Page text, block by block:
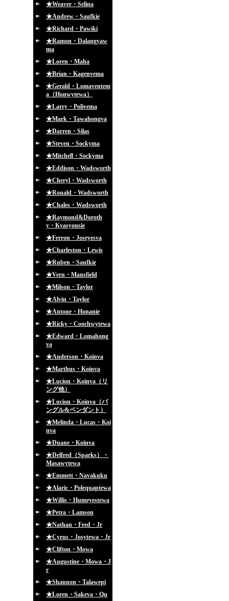
★Weaver・Selina
★Andrew・Saufkie
★Richard・Pawiki
★Ramon・Dalangyaw
ma
★Loren・Maha
★Brian・Kagenvema
★Gerald・Lomaventem
a（Honwytewa）
★Larry・Polivema
★Mark・Tawahongva
★Darren・Silas
★Steven・Sockyma
★Mitchell・Sockyma
★Eddison・Wadsworth
★Cheryl・Wadsworth
★Ronald・Wadsworth
★Chales・Wadsworth
★Raymond&Doroth
y・Kyasyousie
★Ferron・Joseyesva
★Charleston・Lewis
★Ruben・Saufkie
★Vern・Mansfield
★Milson・Taylor
★Alvin・Taylor
★Antone・Honanie
★Ricky・Coochwytewa
★Edward・Lomahong
va
★Anderson・Koinva
★Marthus・Koinva
★Lucion・Koinva（リ
ング他）
★Lucion・Koinva（バ
ングル&ペンダント）
★Melinda・Lucas・Koi
nva
★Duane・Koinva
★Delfred（Sparks）・
Masawytewa
★Emmett・Navakuku
★Alaric・Polequaptewa
★Willis・Humeyestewa
★Petra・Lamson
★Nathan・Fred・Jr
★Cyrus・Josytewa・Jr
★Clifton・Mowa
★Augustine・Mowa・J
r
★Shannon・Talawepi
★Loren・Sakeva・Qu